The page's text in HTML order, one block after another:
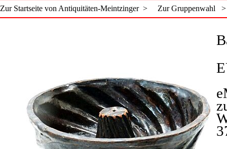
Zur Startseite von Antiquitäten-Meintzinger > Zur Gruppenwahl >